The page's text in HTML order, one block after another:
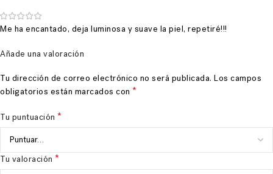
Me ha encantado, deja luminosa y suave la piel, repetiré!!!
Añade una valoración
Tu dirección de correo electrónico no será publicada. Los campos
obligatorios están marcados con *
Tu puntuación *
Tu valoración *